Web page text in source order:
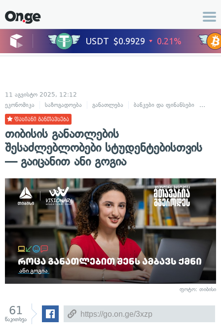
11 აგვისტო 2025, 12:12
ეკონომიკა
საზოგადოება განათლება ბანკები და ფინანსები
ფასიანი განთავსება
თიბისის განათლების
შესაძლებლობები სტუდენტებისთვის
— გაიცანით ანი გოგია
ფოტო: თიბისი
61
წაკითხვა